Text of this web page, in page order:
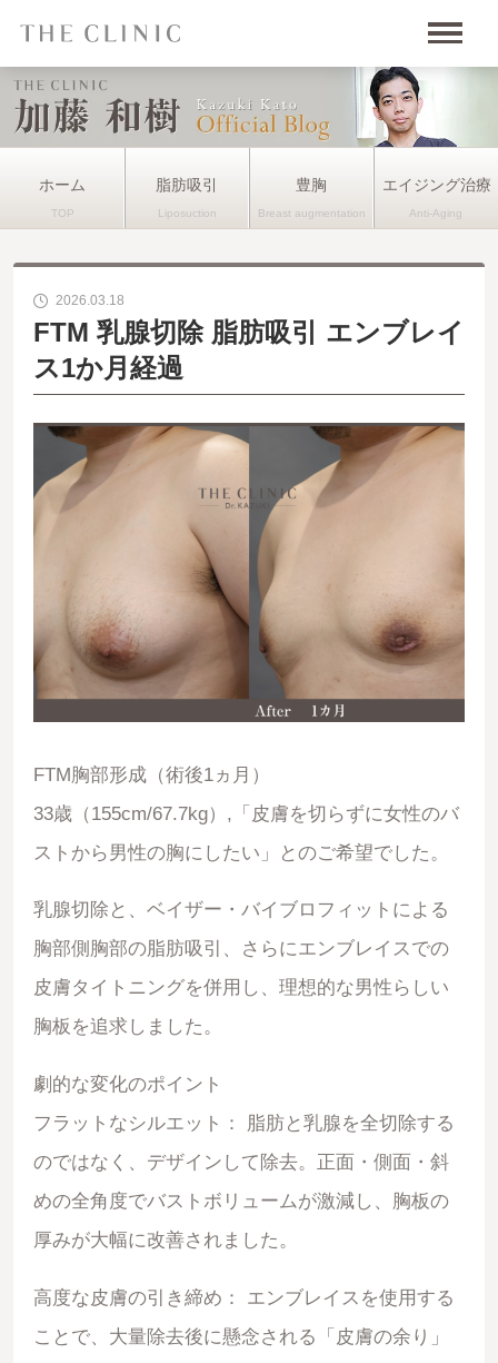
ホーム 脂肪吸引 豊胸 エイジング治療
2026.03.18
FTM 乳腺切除 脂肪吸引 エンブレイ
ス1か月経過
FTM胸部形成（術後1ヵ月）
33歳（155cm/67.7kg）,「皮膚を切らずに女性のバ
ストから男性の胸にしたい」とのご希望でした。
乳腺切除と、ベイザー・バイブロフィットによる
胸部側胸部の脂肪吸引、さらにエンブレイスでの
皮膚タイトニングを併用し、理想的な男性らしい
胸板を追求しました。
劇的な変化のポイント
フラットなシルエット： 脂肪と乳腺を全切除する
のではなく、デザインして除去。正面・側面・斜
めの全角度でバストボリュームが激減し、胸板の
厚みが大幅に改善されました。
高度な皮膚の引き締め： エンブレイスを使用する
ことで、大量除去後に懸念される「皮膚の余り」